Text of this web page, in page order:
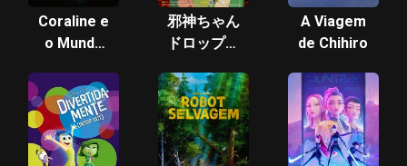
Coraline e
o Mundo
邪神ちゃん
ドロップキ
末編】
A Viagem
de Chihiro